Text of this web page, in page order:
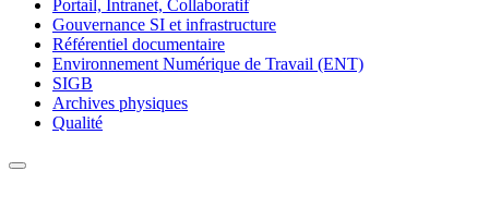
Portail, Intranet, Collaboratif
Gouvernance SI et infrastructure
Référentiel documentaire
Environnement Numérique de Travail (ENT)
SIGB
Archives physiques
Qualité